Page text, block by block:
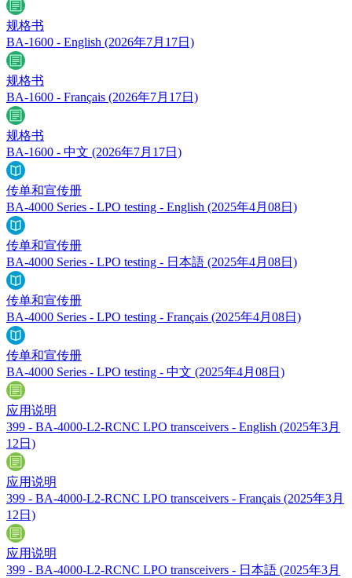
规格书
BA-1600 - English (2026年7月17日)
规格书
BA-1600 - Français (2026年7月17日)
规格书
BA-1600 - 中文 (2026年7月17日)
传单和宣传册
BA-4000 Series - LPO testing - English (2025年4月08日)
传单和宣传册
BA-4000 Series - LPO testing - 日本語 (2025年4月08日)
传单和宣传册
BA-4000 Series - LPO testing - Français (2025年4月08日)
传单和宣传册
BA-4000 Series - LPO testing - 中文 (2025年4月08日)
应用说明
399 - BA-4000-L2-RCNC LPO transceivers - English (2025年3月
12日)
应用说明
399 - BA-4000-L2-RCNC LPO transceivers - Français (2025年3月
12日)
应用说明
399 - BA-4000-L2-RCNC LPO transceivers - 日本語 (2025年3月